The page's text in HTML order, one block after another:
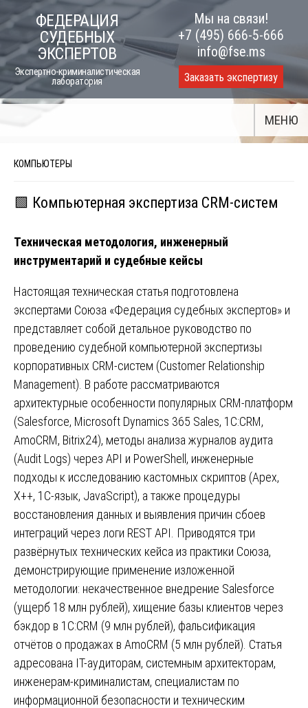
to
content
ФЕДЕРАЦИЯ
СУДЕБНЫХ
ЭКСПЕРТОВ
Экспертно-криминалистическая
лаборатория
Мы на связи!
+7 (495) 666-5-666
info@fse.ms
Заказать экспертизу
МЕНЮ
КОМПЬЮТЕРЫ
🟩 Компьютерная экспертиза CRM-систем
Техническая методология, инженерный
инструментарий и судебные кейсы
Настоящая техническая статья подготовлена
экспертами Союза «Федерация судебных экспертов» и
представляет собой детальное руководство по
проведению судебной компьютерной экспертизы
корпоративных CRM-систем (Customer Relationship
Management). В работе рассматриваются
архитектурные особенности популярных CRM-платформ
(Salesforce, Microsoft Dynamics 365 Sales, 1С:CRM,
AmoCRM, Bitrix24), методы анализа журналов аудита
(Audit Logs) через API и PowerShell, инженерные
подходы к исследованию кастомных скриптов (Apex,
X++, 1С-язык, JavaScript), а также процедуры
восстановления данных и выявления причин сбоев
интеграций через логи REST API. Приводятся три
развёрнутых технических кейса из практики Союза,
демонстрирующие применение изложенной
методологии: некачественное внедрение Salesforce
(ущерб 18 млн рублей), хищение базы клиентов через
бэкдор в 1С:CRM (9 млн рублей), фальсификация
отчётов о продажах в AmoCRM (5 млн рублей). Статья
адресована IT-аудиторам, системным архитекторам,
инженерам-криминалистам, специалистам по
информационной безопасности и техническим